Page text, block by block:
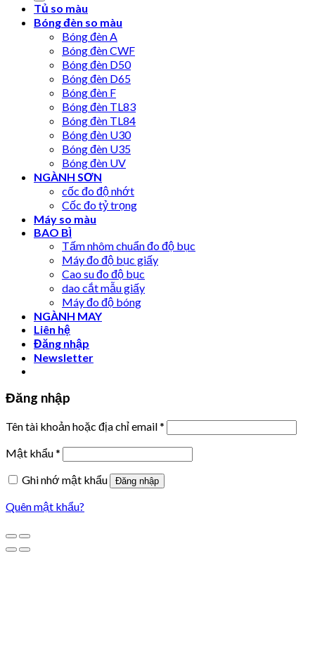
Tủ so màu
Bóng đèn so màu
Bóng đèn A
Bóng đèn CWF
Bóng đèn D50
Bóng đèn D65
Bóng đèn F
Bóng đèn TL83
Bóng đèn TL84
Bóng đèn U30
Bóng đèn U35
Bóng đèn UV
NGÀNH SƠN
cốc đo độ nhớt
Cốc đo tỷ trọng
Máy so màu
BAO BÌ
Tấm nhôm chuẩn đo độ bục
Máy đo độ bục giấy
Cao su đo độ bục
dao cắt mẫu giấy
Máy đo độ bóng
NGÀNH MAY
Liên hệ
Đăng nhập
Newsletter
Đăng nhập
Tên tài khoản hoặc địa chỉ email*
Mật khẩu*
Ghi nhớ mật khẩu
Đăng nhập
Quên mật khẩu?